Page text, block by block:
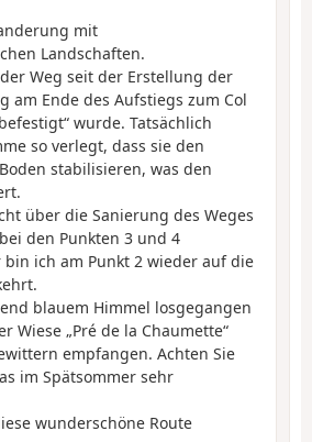
mit
Landschaften.
Weg seit der Erstellung der
am Ende des Aufstiegs zum Col
wurde. Tatsächlich
so verlegt, dass sie den
stabilisieren, was den
über die Sanierung des Weges
den Punkten 3 und 4
ich am Punkt 2 wieder auf die
blauem Himmel losgegangen
Wiese „Pré de la Chaumette“
empfangen. Achten Sie
im Spätsommer sehr
wunderschöne Route